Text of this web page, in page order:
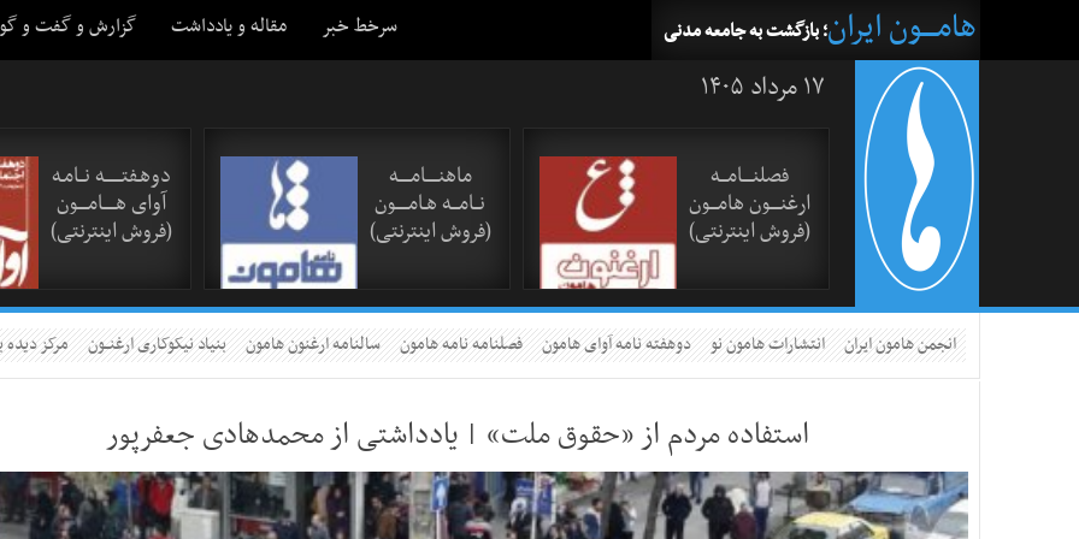
سرخط خبر مقاله و یادداشت گزارش و گفت و گو هامــــون ایران؛ بازگشت به جامعه مدنی
۱۷ مرداد ۱۴۰۵
فصلنــــامـــه
ارغنــــون هامـــون
(فروش اینترنتی)
ماهنـــــامـــــه
نــامـــه هـامـــــون
(فروش اینترنتی)
دوهـفتـــــــه نــامـه
آوای هـــــامــــون
(فروش اینترنتی)
انجمن هامون ایران انتشارات هامون نو دوهفته نامه آوای هامون فصلنامه نامه هامون سالنامه ارغنون هامون بنیاد نیکوکاری ارغنــون مرکز
استفاده مردم از «حقوق ملت» | یادداشتی از محمدهادی جعفرپور